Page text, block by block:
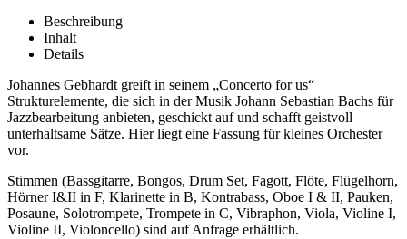
Beschreibung
Inhalt
Details
Johannes Gebhardt greift in seinem „Concerto for us“
Strukturelemente, die sich in der Musik Johann Sebastian Bachs für
Jazzbearbeitung anbieten, geschickt auf und schafft geistvoll
unterhaltsame Sätze. Hier liegt eine Fassung für kleines Orchester
vor.
Stimmen (Bassgitarre, Bongos, Drum Set, Fagott, Flöte, Flügelhorn,
Hörner I&II in F, Klarinette in B, Kontrabass, Oboe I & II, Pauken,
Posaune, Solotrompete, Trompete in C, Vibraphon, Viola, Violine I,
Violine II, Violoncello) sind auf Anfrage erhältlich.